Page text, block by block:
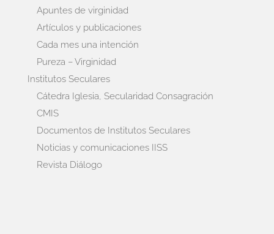
Apuntes de virginidad
Artículos y publicaciones
Cada mes una intención
Pureza – Virginidad
Institutos Seculares
Cátedra Iglesia, Secularidad Consagración
CMIS
Documentos de Institutos Seculares
Noticias y comunicaciones IISS
Revista Diálogo